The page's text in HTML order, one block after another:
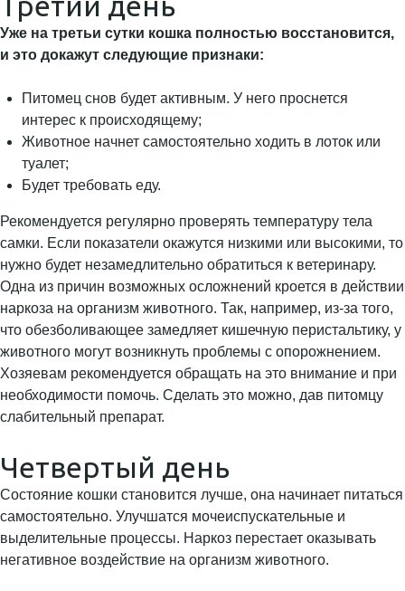
Уже на третьи сутки кошка полностью восстановится,
и это докажут следующие признаки:
Питомец снов будет активным. У него проснется
интерес к происходящему;
Животное начнет самостоятельно ходить в лоток или
туалет;
Будет требовать еду.
Рекомендуется регулярно проверять температуру тела
самки. Если показатели окажутся низкими или высокими, то
нужно будет незамедлительно обратиться к ветеринару.
Одна из причин возможных осложнений кроется в действии
наркоза на организм животного. Так, например, из-за того,
что обезболивающее замедляет кишечную перистальтику, у
животного могут возникнуть проблемы с опорожнением.
Хозяевам рекомендуется обращать на это внимание и при
необходимости помочь. Сделать это можно, дав питомцу
слабительный препарат.
Четвертый день
Состояние кошки становится лучше, она начинает питаться
самостоятельно. Улучшатся мочеиспускательные и
выделительные процессы. Наркоз перестает оказывать
негативное воздействие на организм животного.